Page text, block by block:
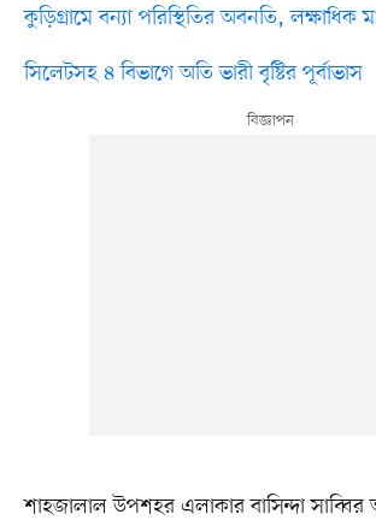
কুড়িগ্রামে বন্যা পরিস্থিতির অবনতি, লক্ষাধিক
সিলেটসহ ৪ বিভাগে অতি ভারী বৃষ্টির পূর্বাভাস
শাহজালাল উপশহর এলাকার বাসিন্দা